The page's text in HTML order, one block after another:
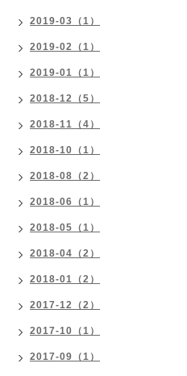
2019-03（1）
2019-02（1）
2019-01（1）
2018-12（5）
2018-11（4）
2018-10（1）
2018-08（2）
2018-06（1）
2018-05（1）
2018-04（2）
2018-01（2）
2017-12（2）
2017-10（1）
2017-09（1）